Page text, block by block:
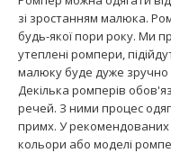
зі зростанням малюка.
будь-якої пори року. Ми
утеплені ромпери,
малюку буде дуже зручно
Декілька ромперів
речей. З ними процес
примх. У рекомендованих
кольори або моделі